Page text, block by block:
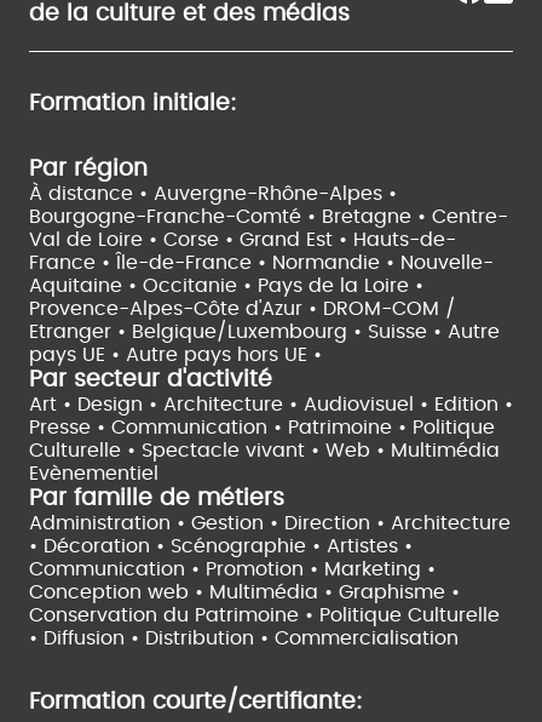
de la culture et des médias
Formation initiale:
Par région
À distance • Auvergne-Rhône-Alpes •
Bourgogne-Franche-Comté • Bretagne • Centre-
Val de Loire • Corse • Grand Est • Hauts-de-
France •
Île-de-France • Normandie • Nouvelle-
Aquitaine • Occitanie • Pays de la Loire •
Provence-Alpes-Côte d'Azur • DROM-COM /
Etranger • Belgique/Luxembourg • Suisse • Autre
pays UE • Autre pays hors UE •
Par secteur d'activité
Art • Design • Architecture • Audiovisuel • Edition •
Presse • Communication • Patrimoine • Politique
Culturelle • Spectacle vivant • Web • Multimédia
Evènementiel
Par famille de métiers
Administration • Gestion • Direction • Architecture
• Décoration • Scénographie • Artistes •
Communication • Promotion • Marketing •
Conception web • Multimédia • Graphisme •
Conservation du Patrimoine • Politique Culturelle
• Diffusion • Distribution • Commercialisation
Formation courte/certifiante: